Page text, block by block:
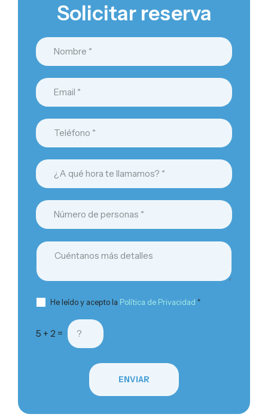
Solicitar reserva
He leído y acepto la Política de Privacidad *
5 + 2 =
ENVIAR